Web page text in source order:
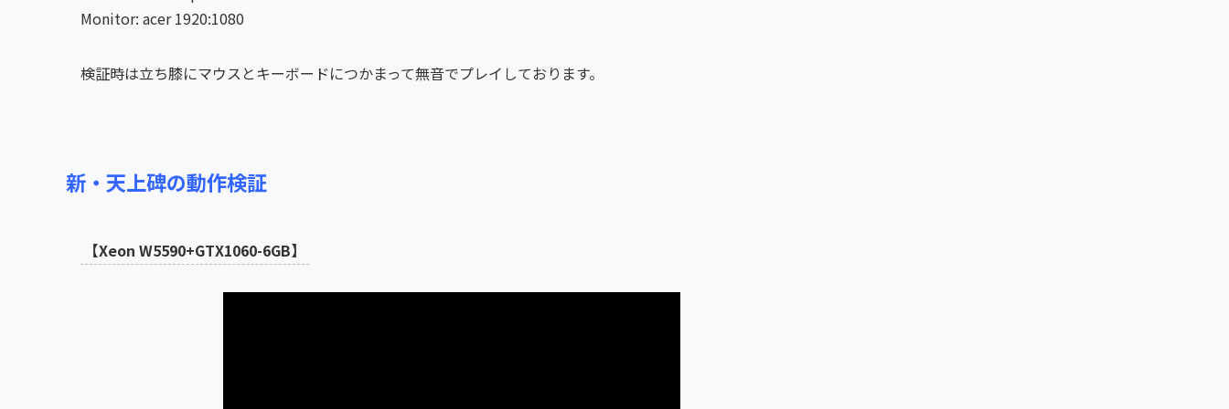
Monitor: acer 1920:1080
検証時は立ち膝にマウスとキーボードにつかまって無音でプレイしております。
新・天上碑の動作検証
【Xeon W5590+GTX1060-6GB】